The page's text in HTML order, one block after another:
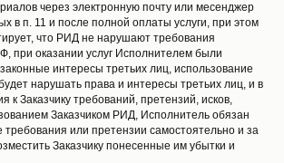
через электронную почту или месенджер
в п. 11 и после полной оплаты услуги, при этом
что РИД не нарушают требования
при оказании услуг Исполнителем были
интересы третьих лиц, использование
нарушать права и интересы третьих лиц, и в
к Заказчику требований, претензий, исков,
Заказчиком РИД, Исполнитель обязан
требования или претензии самостоятельно и за
Заказчику понесенные им убытки и